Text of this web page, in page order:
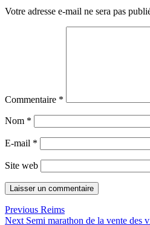
Votre adresse e-mail ne sera pas
Commentaire *
Nom *
E-mail *
Site web
Navigation
Previous Previous
post:
Reims
Next Next
Semi marathon de la vente des